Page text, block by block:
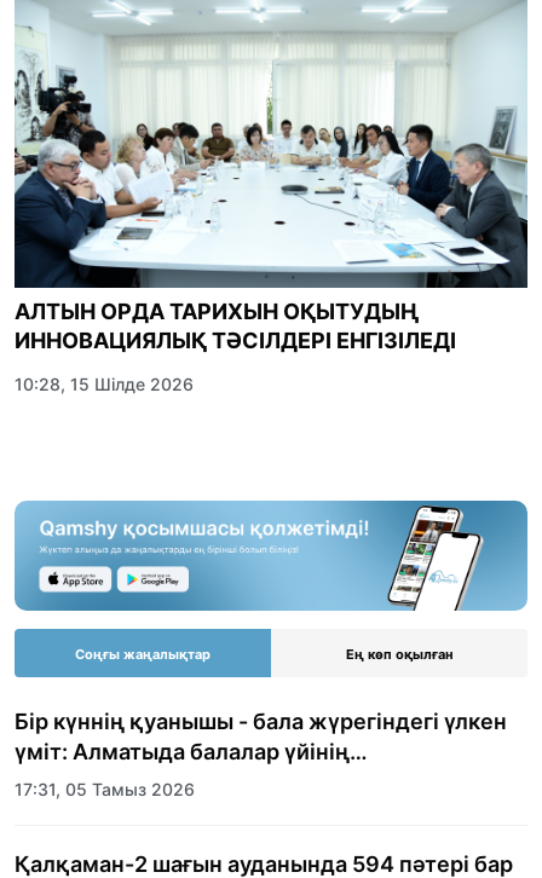
АЛТЫН ОРДА ТАРИХЫН ОҚЫТУДЫҢ
ИННОВАЦИЯЛЫҚ ТӘСІЛДЕРІ ЕНГІЗІЛЕДІ
10:28, 15 Шілде 2026
Соңғы жаңалықтар Ең көп оқылған
Бір күннің қуанышы - бала жүрегіндегі үлкен
үміт: Алматыда балалар үйінің
тәрбиеленушілеріне мерекелік күн
17:31, 05 Тамыз 2026
Қалқаман-2 шағын ауданында 594 пәтері бар